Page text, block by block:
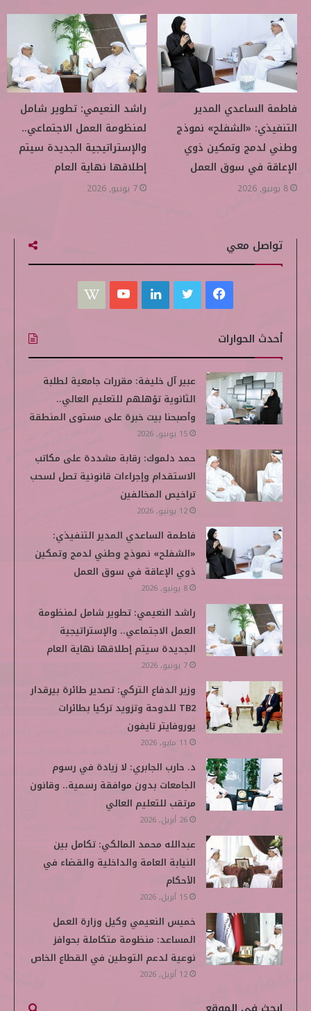
فاطمة الساعدي المدير
التنفيذي: «الشفلح» نموذج
وطني لدمج وتمكين ذوي
الإعاقة في سوق العمل
8 يونيو, 2026
راشد النعيمي: تطوير شامل
لمنظومة العمل الاجتماعي..
والإستراتيجية الجديدة سيتم
إطلاقها نهاية العام
7 يونيو, 2026
تواصل معي
س
ب
و
ي
ت
ر
ن
ك
د
إ
ن
ت
ي
و
k
i
p
d
أحدث الحوارات
عبير آل خليفة: مقررات جامعية لطلبة
الثانوية تؤهلهم للتعليم العالي..
وأصبحنا بيت خبرة على مستوى المنطقة
15 يونيو, 2026
حمد دلموك: رقابة مشددة على مكاتب
الاستقدام وإجراءات قانونية تصل لسحب
تراخيص المخالفين
12 يونيو, 2026
فاطمة الساعدي المدير التنفيذي:
«الشفلح» نموذج وطني لدمج وتمكين
ذوي الإعاقة في سوق العمل
8 يونيو, 2026
راشد النعيمي: تطوير شامل لمنظومة
العمل الاجتماعي.. والإستراتيجية
الجديدة سيتم إطلاقها نهاية العام
7 يونيو, 2026
وزير الدفاع التركي: تصدير طائرة بيرقدار
TB2 للدوحة وتزويد تركيا بطائرات
يوروفايتر تايفون
11 مايو, 2026
د. حارب الجابري: لا زيادة في رسوم
الجامعات بدون موافقة رسمية.. وقانون
مرتقب للتعليم العالي
26 أبريل, 2026
عبدالله محمد المالكي: تكامل بين
النيابة العامة والداخلية والقضاء في
الأحكام
15 أبريل, 2026
خميس النعيمي وكيل وزارة العمل
المساعد: منظومة متكاملة بحوافز
نوعية لدعم التوطين في القطاع الخاص
12 أبريل, 2026